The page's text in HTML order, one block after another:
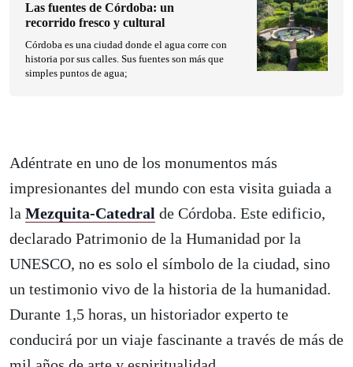
Adéntrate en uno de los monumentos más
impresionantes del mundo con esta visita guiada a
la Mezquita-Catedral de Córdoba. Este edificio,
declarado Patrimonio de la Humanidad por la
UNESCO, no es solo el símbolo de la ciudad, sino
un testimonio vivo de la historia de la humanidad.
Durante 1,5 horas, un historiador experto te
conducirá por un viaje fascinante a través de más de
Las fuentes de Córdoba: un
recorrido fresco y cultural
Córdoba es una ciudad donde el agua corre con
historia por sus calles. Sus fuentes son más que
simples puntos de agua;